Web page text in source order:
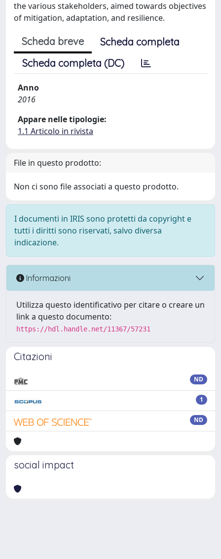
the various stakeholders, aimed towards objectives
of mitigation, adaptation, and resilience.
Scheda breve
Scheda completa
Scheda completa (DC)
Anno
2016
Appare nelle tipologie:
1.1 Articolo in rivista
File in questo prodotto:
Non ci sono file associati a questo prodotto.
I documenti in IRIS sono protetti da copyright e
tutti i diritti sono riservati, salvo diversa
indicazione.
Informazioni
Utilizza questo identificativo per citare o creare un
link a questo documento:
https://hdl.handle.net/11367/57231
Citazioni
ND
1
ND
social impact